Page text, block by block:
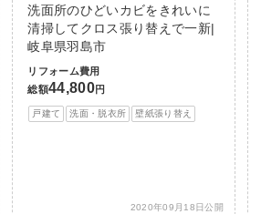
洗面所のひどいカビをきれいに
清掃してクロス張り替えで一新|
岐阜県羽島市
リフォーム費用
総額44,800円
戸建て 洗面・脱衣所 壁紙張り替え
2020年09月18日公開